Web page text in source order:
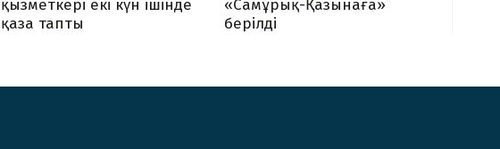
қызметкері екі күн ішінде
қаза тапты
«Самұрық-Қазынаға»
берілді